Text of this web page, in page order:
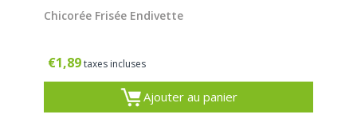
Chicorée Frisée Endivette
€1,89taxes incluses
Ajouter au panier